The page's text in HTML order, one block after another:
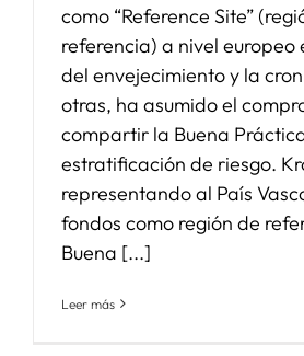
como “Reference Site”
referencia) a nivel europeo
del envejecimiento y la
otras, ha asumido el
compartir la Buena
estratificación de riesgo.
representando al País
fondos como región de
Buena [...]
Leer más